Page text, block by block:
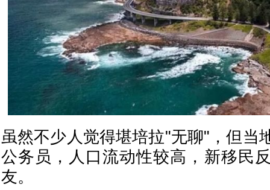
虽然不少人觉得堪培拉"无聊"，但当
公务员，人口流动性较高，新移民
友。